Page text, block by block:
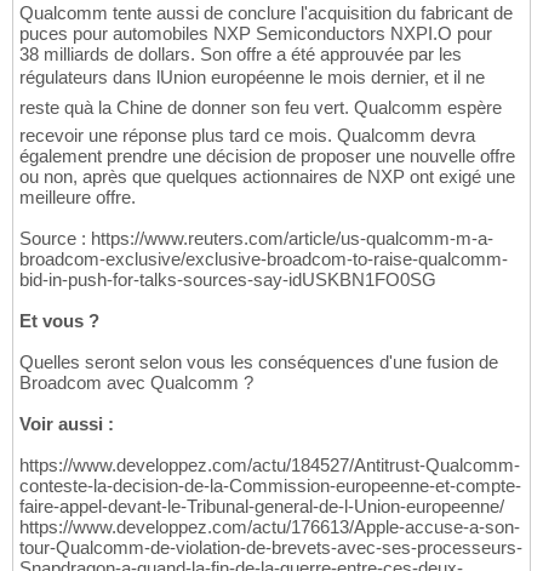
Qualcomm tente aussi de conclure l'acquisition du fabricant de
puces pour automobiles NXP Semiconductors NXPI.O pour
38 milliards de dollars. Son offre a été approuvée par les
régulateurs dans lUnion européenne le mois dernier, et il ne
reste quà la Chine de donner son feu vert. Qualcomm espère
recevoir une réponse plus tard ce mois. Qualcomm devra
également prendre une décision de proposer une nouvelle offre
ou non, après que quelques actionnaires de NXP ont exigé une
meilleure offre.
Source : https://www.reuters.com/article/us-qualcomm-m-a-
broadcom-exclusive/exclusive-broadcom-to-raise-qualcomm-
bid-in-push-for-talks-sources-say-idUSKBN1FO0SG
Et vous ?
Quelles seront selon vous les conséquences d'une fusion de
Broadcom avec Qualcomm ?
Voir aussi :
https://www.developpez.com/actu/184527/Antitrust-Qualcomm-
conteste-la-decision-de-la-Commission-europeenne-et-compte-
faire-appel-devant-le-Tribunal-general-de-l-Union-europeenne/
https://www.developpez.com/actu/176613/Apple-accuse-a-son-
tour-Qualcomm-de-violation-de-brevets-avec-ses-processeurs-